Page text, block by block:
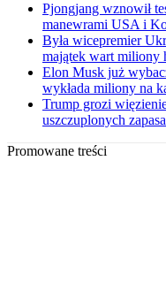
Pjongjang wznowił
manewrami USA i
Była wicepremier
majątek wart miliony
Elon Musk już
wykłada miliony na
Trump grozi
uszczuplonych
Promowane treści